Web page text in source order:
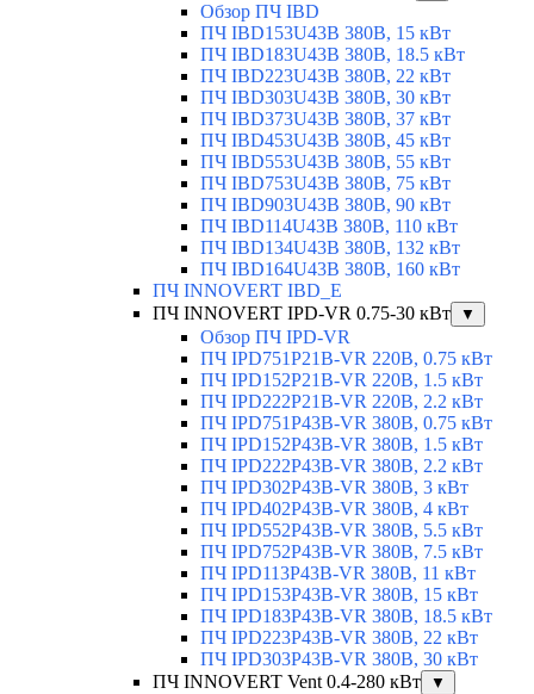
Обзор ПЧ IBD
ПЧ IBD153U43B 380В, 15 кВт
ПЧ IBD183U43B 380В, 18.5 кВт
ПЧ IBD223U43B 380В, 22 кВт
ПЧ IBD303U43B 380В, 30 кВт
ПЧ IBD373U43B 380В, 37 кВт
ПЧ IBD453U43B 380В, 45 кВт
ПЧ IBD553U43B 380В, 55 кВт
ПЧ IBD753U43B 380В, 75 кВт
ПЧ IBD903U43B 380В, 90 кВт
ПЧ IBD114U43B 380В, 110 кВт
ПЧ IBD134U43B 380В, 132 кВт
ПЧ IBD164U43B 380В, 160 кВт
ПЧ INNOVERT IBD_E
ПЧ INNOVERT IPD-VR 0.75-30 кВт
▼
Обзор ПЧ IPD-VR
ПЧ IPD751P21B-VR 220В, 0.75 кВт
ПЧ IPD152P21B-VR 220В, 1.5 кВт
ПЧ IPD222P21B-VR 220В, 2.2 кВт
ПЧ IPD751P43B-VR 380В, 0.75 кВт
ПЧ IPD152P43B-VR 380В, 1.5 кВт
ПЧ IPD222P43B-VR 380В, 2.2 кВт
ПЧ IPD302P43B-VR 380В, 3 кВт
ПЧ IPD402P43B-VR 380В, 4 кВт
ПЧ IPD552P43B-VR 380В, 5.5 кВт
ПЧ IPD752P43B-VR 380В, 7.5 кВт
ПЧ IPD113P43B-VR 380В, 11 кВт
ПЧ IPD153P43B-VR 380В, 15 кВт
ПЧ IPD183P43B-VR 380В, 18.5 кВт
ПЧ IPD223P43B-VR 380В, 22 кВт
ПЧ IPD303P43B-VR 380В, 30 кВт
ПЧ INNOVERT Vent 0.4-280 кВт
▼